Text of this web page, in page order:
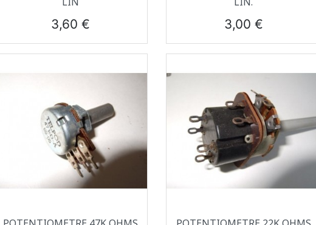
Prix
3,60 € Prix
3,00 €
Aperçu rapide Aperçu rapide